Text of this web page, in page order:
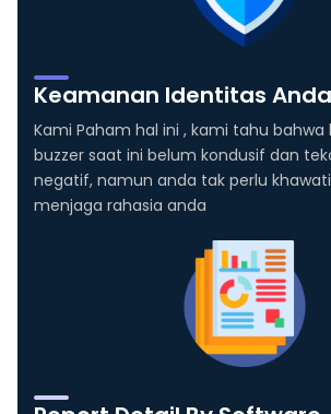
Keamanan Identitas Anda
Kami Paham hal ini , kami tahu bahwa
buzzer saat ini belum kondusif dan
negatif, namun anda tak perlu
menjaga rahasia anda